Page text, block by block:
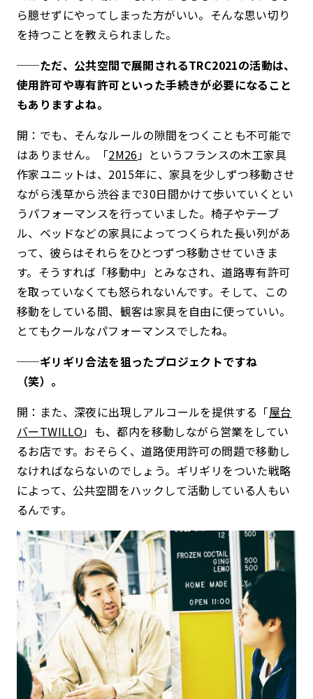
ら臆せずにやってしまった方がいい。そんな思い切り
を持つことを教えられました。
──ただ、公共空間で展開されるTRC2021の活動は、
使用許可や専有許可といった手続きが必要になること
もありますよね。
開：でも、そんなルールの隙間をつくことも不可能で
はありません。「2M26」というフランスの木工家具
作家ユニットは、2015年に、家具を少しずつ移動させ
ながら浅草から渋谷まで30日間かけて歩いていくとい
うパフォーマンスを行っていました。椅子やテーブ
ル、ベッドなどの家具によってつくられた長い列があ
って、彼らはそれらをひとつずつ移動させていきま
す。そうすれば「移動中」とみなされ、道路専有許可
を取っていなくても怒られないんです。そして、この
移動をしている間、観客は家具を自由に使っていい。
とてもクールなパフォーマンスでしたね。
──ギリギリ合法を狙ったプロジェクトですね
（笑）。
開：また、深夜に出現しアルコールを提供する「屋台
バーTWILLO」も、都内を移動しながら営業をしてい
るお店です。おそらく、道路使用許可の問題で移動し
なければならないのでしょう。ギリギリをついた戦略
によって、公共空間をハックして活動している人もい
るんです。